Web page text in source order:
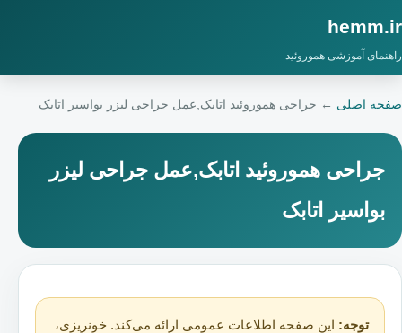
hemm.ir
راهنمای آموزشی هموروئید
صفحه اصلی ← جراحی هموروئید اتابک,عمل جراحی لیزر بواسیر اتابک
جراحی هموروئید اتابک,عمل جراحی لیزر
بواسیر اتابک
توجه: این صفحه اطلاعات عمومی ارائه می‌کند. خونریزی،